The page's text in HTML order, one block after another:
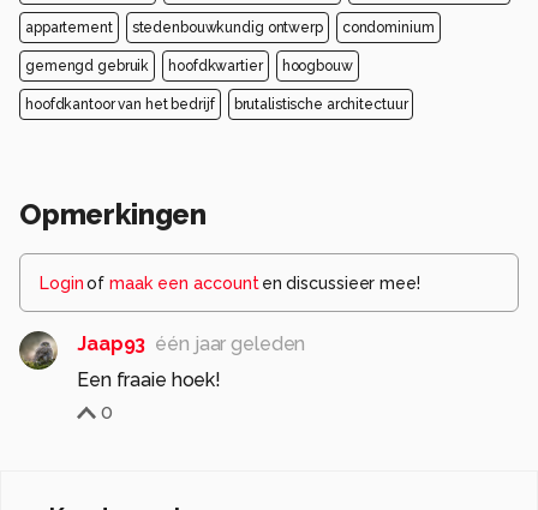
appartement stedenbouwkundig ontwerp condominium
gemengd gebruik hoofdkwartier hoogbouw
hoofdkantoor van het bedrijf brutalistische architectuur
Opmerkingen
Loginof maak een account en discussieer mee!
Jaap93 één jaar geleden
Een fraaie hoek!
0